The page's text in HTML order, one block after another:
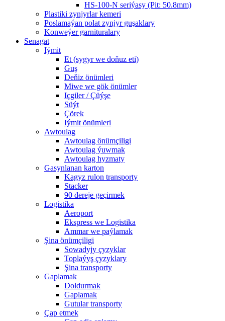
HS-100-N seriýasy (Pit: 50.8mm)
Plastiki zynjyrlar kemeri
Poslamaýan polat zynjyr guşaklary
Konweýer garnituralary
Senagat
Iýmit
Et (sygyr we doňuz eti)
Guş
Deňiz önümleri
Miwe we gök önümler
Içgiler / Çüýşe
Süýt
Çörek
Iýmit önümleri
Awtoulag
Awtoulag önümçiligi
Awtoulag ýuwmak
Awtoulag hyzmaty
Gasynlanan karton
Kagyz rulon transporty
Stacker
90 dereje geçirmek
Logistika
Aeroport
Ekspress we Logistika
Ammar we paýlamak
Şina önümçiligi
Sowadyjy çyzyklar
Toplaýyş çyzyklary
Şina transporty
Gaplamak
Doldurmak
Gaplamak
Gutular transporty
Çap etmek